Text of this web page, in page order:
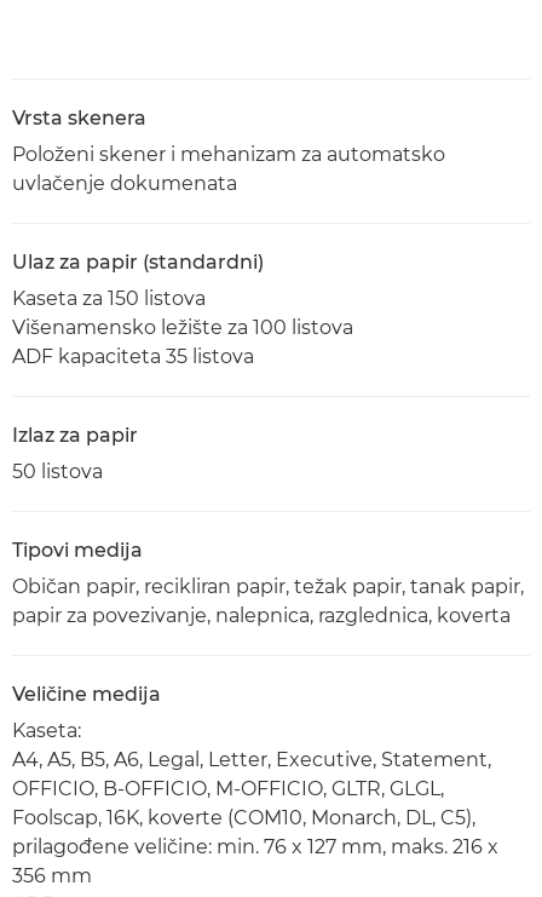
Vrsta skenera
Položeni skener i mehanizam za automatsko
uvlačenje dokumenata
Ulaz za papir (standardni)
Kaseta za 150 listova
Višenamensko ležište za 100 listova
ADF kapaciteta 35 listova
Izlaz za papir
50 listova
Tipovi medija
Običan papir, recikliran papir, težak papir, tanak papir,
papir za povezivanje, nalepnica, razglednica, koverta
Veličine medija
Kaseta:
A4, A5, B5, A6, Legal, Letter, Executive, Statement,
OFFICIO, B-OFFICIO, M-OFFICIO, GLTR, GLGL,
Foolscap, 16K, koverte (COM10, Monarch, DL, C5),
prilagođene veličine: min. 76 x 127 mm, maks. 216 x
356 mm